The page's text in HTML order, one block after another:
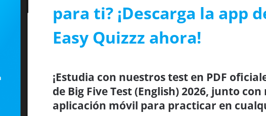
para ti? ¡Descarga la app
Easy Quizzz ahora!
¡Estudia con nuestros test en PDF
de Big Five Test (English) 2026, junto
aplicación móvil para practicar en